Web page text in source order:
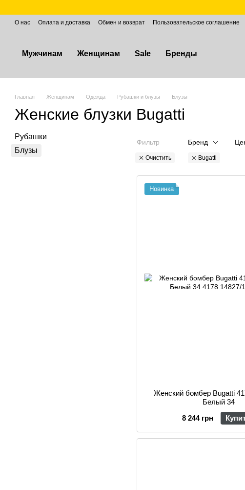
О нас Оплата и доставка Обмен и возврат Пользовательское соглашение
Мужчинам Женщинам Sale Бренды
Главная Женщинам Одежда Рубашки и блузы Блузы
Женские блузки Bugatti
Фильтр
Очистить
Бренд
Bugatti
Новинка
Женский бомбер Bugatti
Белый 34
8 244 грн
Рубашки
Блузы